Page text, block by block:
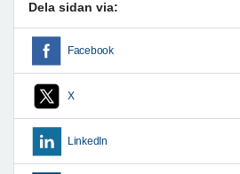
Dela sidan via:
Facebook
X
LinkedIn